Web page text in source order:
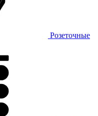
Розеточные